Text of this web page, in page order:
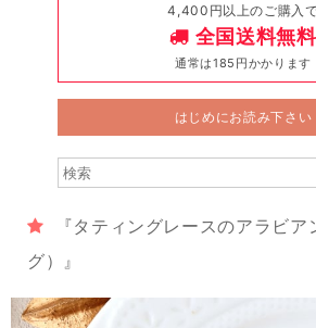
4,400円以上のご購入
全国送料無料
通常は185円かかります
はじめにお読み下さい
『タティングレースのアラビ
グ）』